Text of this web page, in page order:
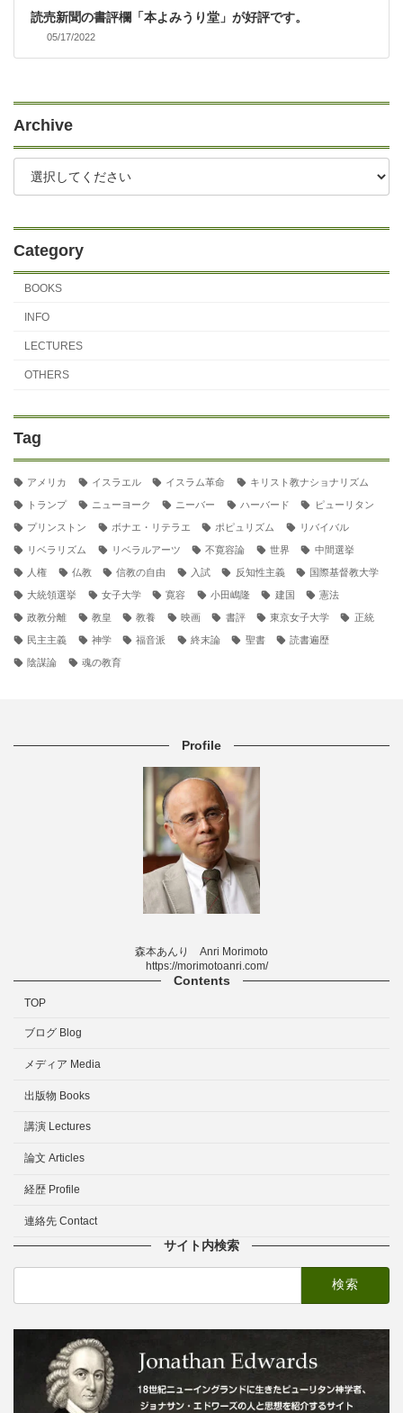
読売新聞の書評欄「本よみうり堂」が好評です。
05/17/2022
Archive
Category
BOOKS
INFO
LECTURES
OTHERS
Tag
アメリカ イスラエル イスラム革命 キリスト教ナショナリズム
トランプ ニューヨーク ニーバー ハーバード ピューリタン
プリンストン ボナエ・リテラエ ポピュリズム リバイバル
リベラリズム リベラルアーツ 不寛容論 世界 中間選挙
人権 仏教 信教の自由 入試 反知性主義 国際基督教大学
大統領選挙 女子大学 寛容 小田嶋隆 建国 憲法
政教分離 教皇 教養 映画 書評 東京女子大学 正統
民主主義 神学 福音派 終末論 聖書 読書遍歴
陰謀論 魂の教育
Profile
森本あんり Anri Morimoto
https://morimotoanri.com/
Contents
TOP
ブログ Blog
メディア Media
出版物 Books
講演 Lectures
論文 Articles
経歴 Profile
連絡先 Contact
サイト内検索